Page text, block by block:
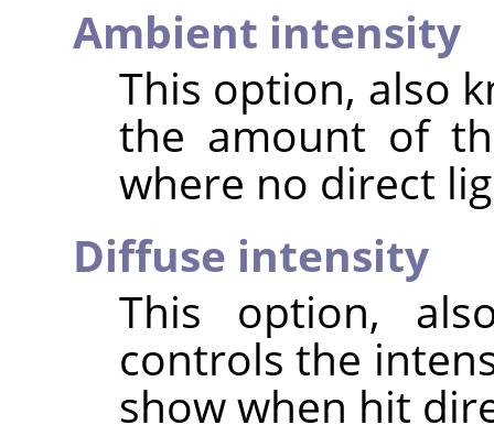
Ambient intensity
This option, also
the amount of
where no direct
Diffuse intensity
This option,
controls the
show when hit